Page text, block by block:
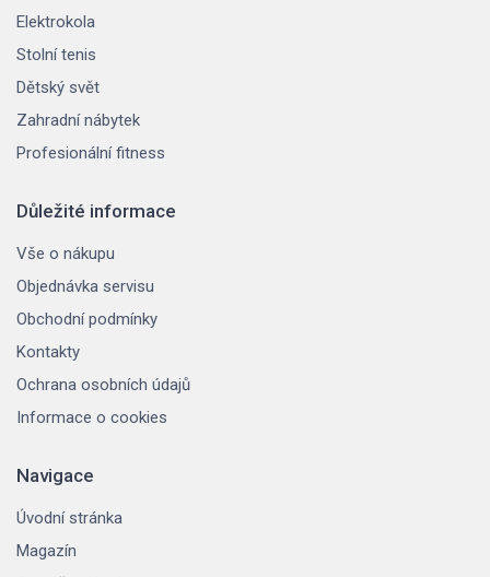
Elektrokola
Stolní tenis
Dětský svět
Zahradní nábytek
Profesionální fitness
Důležité informace
Vše o nákupu
Objednávka servisu
Obchodní podmínky
Kontakty
Ochrana osobních údajů
Informace o cookies
Navigace
Úvodní stránka
Magazín